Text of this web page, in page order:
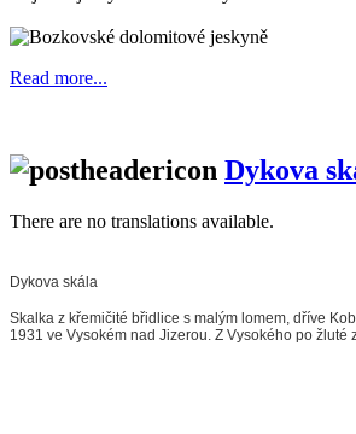
Read more...
Dykova
There are no translations available.
Dykova skála
Skalka z křemičité břidlice s malým lomem, dříve
1931 ve Vysokém nad Jizerou. Z Vysokého po žluté